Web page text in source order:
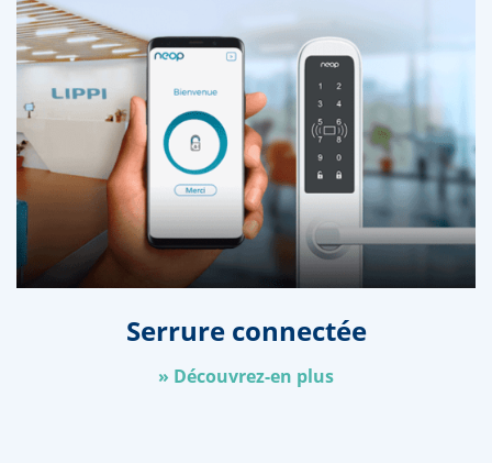
Serrure connectée
» Découvrez-en plus